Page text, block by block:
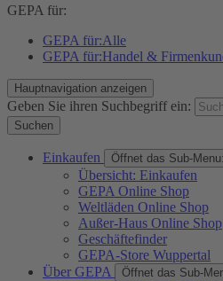
GEPA für:
GEPA für:Alle
GEPA für:Handel &
Hauptnavigation anzeigen
Geben Sie ihren Suchbegriff ein:
Suchen
Einkaufen Öffnet das Sub-Menu:
Übersicht: Einkaufen
GEPA Online Shop
Weltläden Online Shop
Außer-Haus Online Shop
Geschäftefinder
GEPA-Store Wuppertal
Über GEPA
Öffnet das Sub-